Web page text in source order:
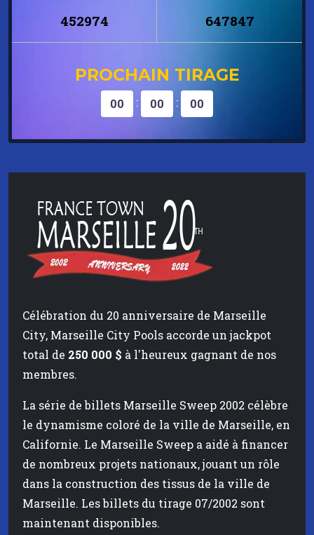
452974
647847
PROCHAIN TIRAGE
00 : 00 : 00
Célébration du 20 anniversaire de Marseille
City, Marseille City Pools accorde un jackpot
total de 250 000 $ à l'heureux gagnant de nos
membres.
La série de billets Marseille Sweep 2002 célèbre
le dynamisme coloré de la ville de Marseille, en
Californie. Le Marseille Sweep a aidé à financer
de nombreux projets nationaux, jouant un rôle
dans la construction des tissus de la ville de
Marseille. Les billets du tirage 07/2002 sont
maintenant disponibles.